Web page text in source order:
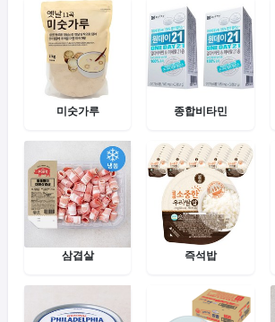
미숫가루 종합비타민
삼겹살 즉석밥